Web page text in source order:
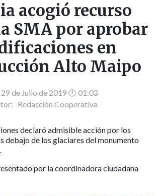
acogió recurso
SMA por aprobar
en
Alto Maipo
de Julio de 2019 🕐 01:03
Redacción Cooperativa
declaró admisible acción por los
debajo de los glaciares del monumento
por la coordinadora ciudadana